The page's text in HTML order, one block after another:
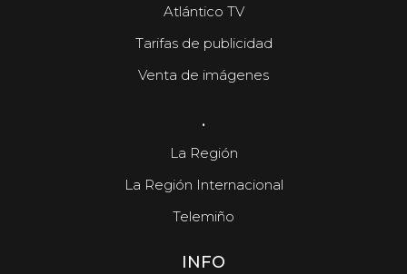
Atlántico TV
Tarifas de publicidad
Venta de imágenes
.
La Región
La Región Internacional
Telemiño
INFO